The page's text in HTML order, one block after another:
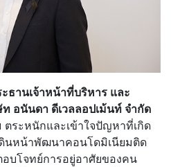
ธานเจ้าหน้าที่บริหาร และ
อนันดา ดีเวลลอปเม้นท์ จำกัด
ตระหนักและเข้าใจปัญหาที่เกิด
นหน้าพัฒนาคอนโดมิเนียมติด
บโจทย์การอยู่อาศัยของคน